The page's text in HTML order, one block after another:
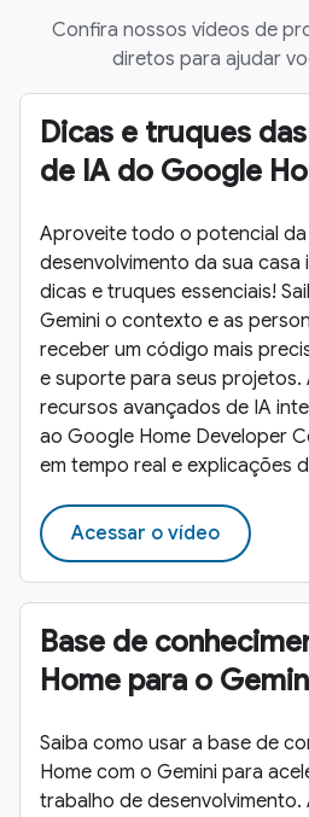
Confira nossos vídeos de
diretos para ajudar
Dicas e truques
de IA do Google
Aproveite todo o potencial da
desenvolvimento da sua
dicas e truques essenciais!
Gemini o contexto e as
receber um código mais
e suporte para seus projetos.
recursos avançados de IA
ao Google Home Developer
em tempo real e explicações
Acessar o vídeo
Base de
Home para o
Saiba como usar a base de
Home com o Gemini para
trabalho de desenvolvimento.